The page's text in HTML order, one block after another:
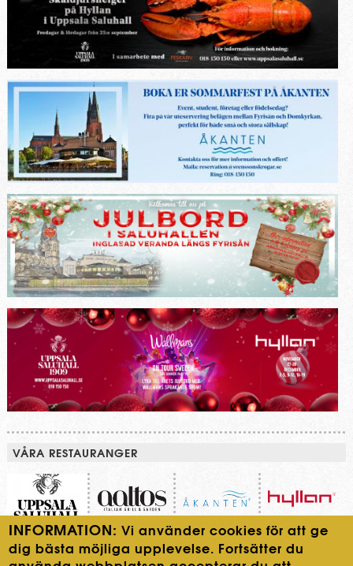
VÅRA RESTAURANGER
INFORMATION: Vi använder cookies för att ge
dig bästa möjliga upplevelse. Fortsätter du